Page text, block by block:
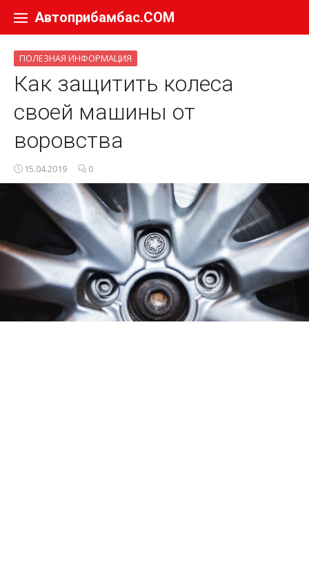
Автоприбамбас.COM
ПОЛЕЗНАЯ ИНФОРМАЦИЯ
Как защитить колеса
своей машины от
воровства
15.04.2019 0